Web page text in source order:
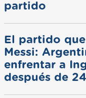
partido
El partido
Messi:
enfrentar a
después de